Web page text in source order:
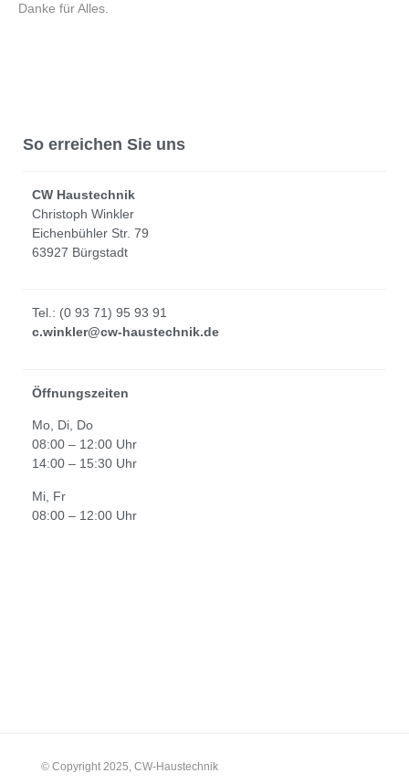
Danke für Alles.
So erreichen Sie uns
CW Haustechnik
Christoph Winkler
Eichenbühler Str. 79
63927 Bürgstadt
Tel.: (0 93 71) 95 93 91
c.winkler@cw-haustechnik.de
Öffnungszeiten
Mo, Di, Do
08:00 – 12:00 Uhr
14:00 – 15:30 Uhr
Mi, Fr
08:00 – 12:00 Uhr
© Copyright 2025, CW-Haustechnik